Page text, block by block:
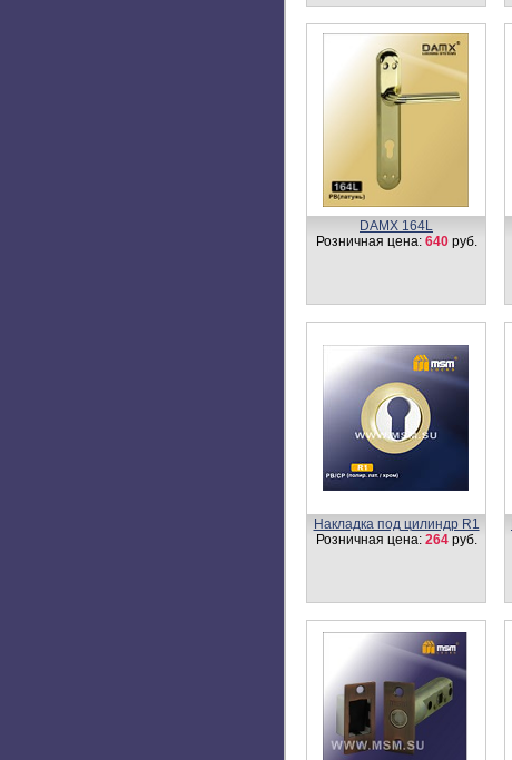
DAMX 164L
Розничная цена: 640руб.
Накладка под цилиндр R1
Розничная цена: 264руб.